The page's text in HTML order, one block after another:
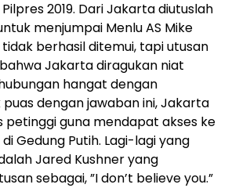
2019. Dari Jakarta diutuslah
menjumpai Menlu AS Mike
berhasil ditemui, tapi utusan
Jakarta diragukan niat
hangat dengan
dengan jawaban ini, Jakarta
petinggi guna mendapat akses ke
Gedung Putih. Lagi-lagi yang
Jared Kushner yang
sebagai, ”I don’t believe you.”